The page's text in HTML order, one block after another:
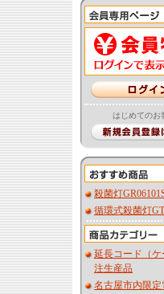
はじめてのお
殺菌灯
循環式殺菌灯
延長コード（ケ
注生産品
名古屋市内限定